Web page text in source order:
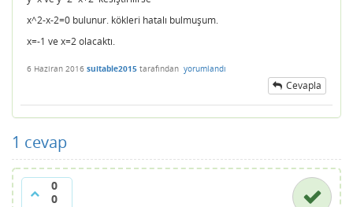
x^2-x-2=0 bulunur. kökleri hatalı bulmuşum.
x=-1 ve x=2 olacaktı.
6 Haziran 2016 suitable2015 tarafından yorumlandı
Cevapla
1 cevap
0
0